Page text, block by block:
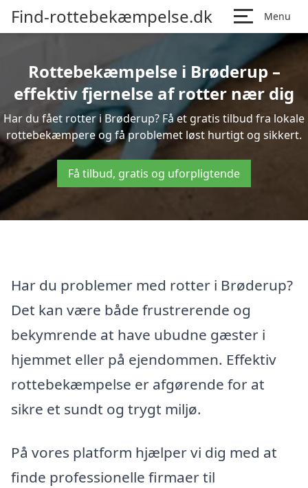
Find-rottebekæmpelse.dk Menu
Rottebekæmpelse i Brøderup –
effektiv fjernelse af rotter nær dig
Har du fået rotter i Brøderup? Få et gratis tilbud fra lokale
rottebekæmpere og få problemet løst hurtigt og sikkert.
Få tilbud, gratis og uforpligtende
Har du problemer med rotter i Brøderup?
Det kan være både frustrerende og
bekymrende at have ubudne gæster i
hjemmet eller på ejendommen. Effektiv
rottebekæmpelse er afgørende for at
sikre et sundt og trygt miljø.
På vores platform hjælper vi dig med at
finde professionelle firmaer til